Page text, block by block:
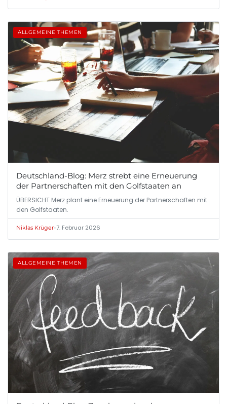
ALLGEMEINE THEMEN
Deutschland-Blog: Merz strebt eine Erneuerung
der Partnerschaften mit den Golfstaaten an
ÜBERSICHT Merz plant eine Erneuerung der Partnerschaften mit
den Golfstaaten.
Niklas Krüger•7. Februar 2026
ALLGEMEINE THEMEN